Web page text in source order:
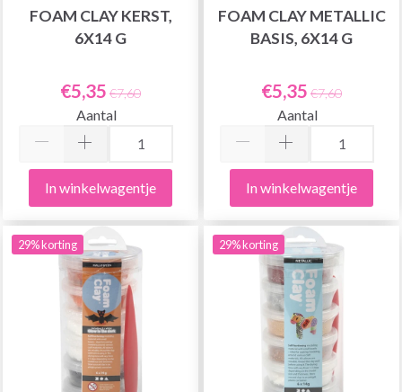
FOAM CLAY KERST,
6X14 G
€5,35 €7,60
Aantal
In winkelwagentje
FOAM CLAY METALLIC
BASIS, 6X14 G
€5,35 €7,60
Aantal
In winkelwagentje
29% korting 29% korting